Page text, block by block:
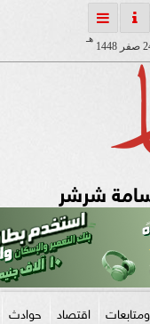
1448
هـ
شرشر
اقتصاد حوادث